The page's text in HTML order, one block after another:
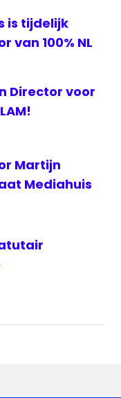
is tijdelijk
van 100% NL
Director voor
Martijn
Mediahuis